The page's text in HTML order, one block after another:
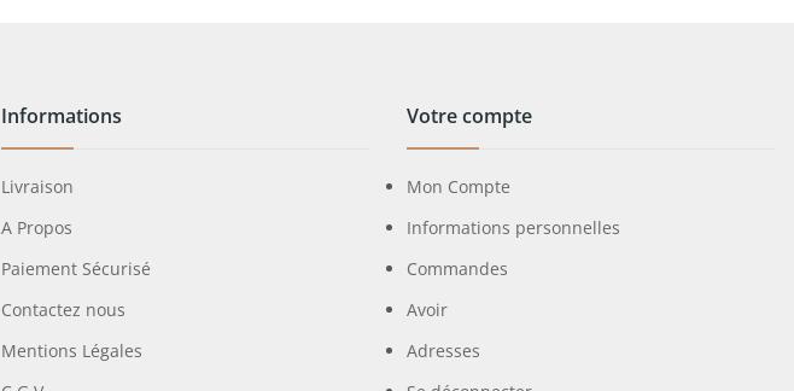
Informations
Livraison
A Propos
Paiement Sécurisé
Contactez nous
Mentions Légales
Votre compte
Mon Compte
Informations personnelles
Commandes
Avoir
Adresses